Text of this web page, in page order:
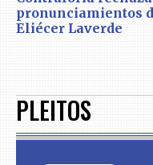
pronunciamientos
Eliécer Laverde
PLEITOS